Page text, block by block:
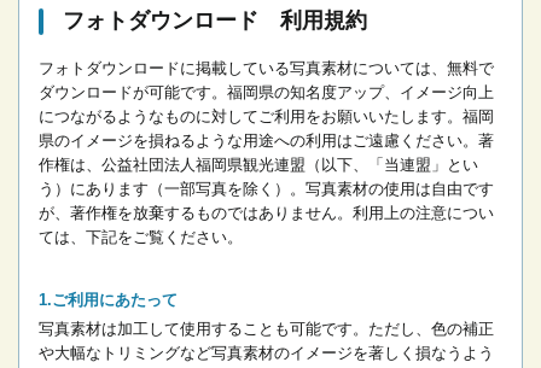
フォトダウンロード 利用規約
フォトダウンロードに掲載している写真素材については、無料で
ダウンロードが可能です。 福岡県の知名度アップ、イメージ向上
につながるようなものに対してご利用をお願いいたします。 福岡
県のイメージを損ねるような用途への利用はご遠慮ください。 著
作権は、公益社団法人福岡県観光連盟（以下、「当連盟」とい
う）にあります（一部写真を除く）。写真素材の使用は自由です
が、著作権を放棄するものではありません。 利用上の注意につい
ては、下記をご覧ください。
ご利用にあたって
写真素材は加工して使用することも可能です。ただし、色の補正
や大幅なトリミングなど写真素材のイメージを著しく損なうよう